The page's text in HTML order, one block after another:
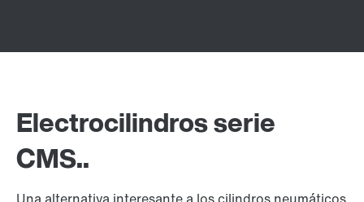
Electrocilindros serie
CMS..